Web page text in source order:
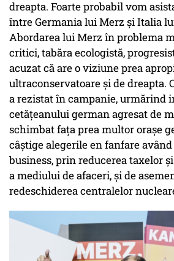
dreapta. Foarte probabil vom
între Germania lui Merz și Italia
Abordarea lui Merz în problema
critici, tabăra ecologistă,
acuzat că are o viziune prea
ultraconservatoare și de dreapta.
a rezistat în campanie, urmărind
cetățeanului german agresat de
schimbat fața prea multor orașe
câștige alegerile en fanfare
business, prin reducerea taxelor
a mediului de afaceri, și de
redeschiderea centralelor